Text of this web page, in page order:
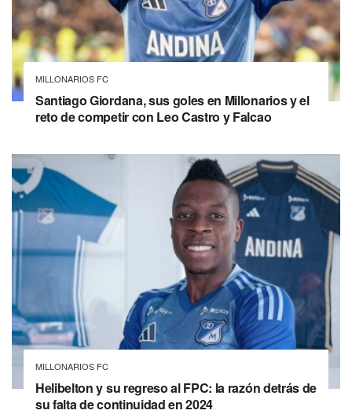
MILLONARIOS FC
Santiago Giordana, sus goles en Millonarios y el
reto de competir con Leo Castro y Falcao
MILLONARIOS FC
Helibelton y su regreso al FPC: la razón detrás de
su falta de continuidad en 2024